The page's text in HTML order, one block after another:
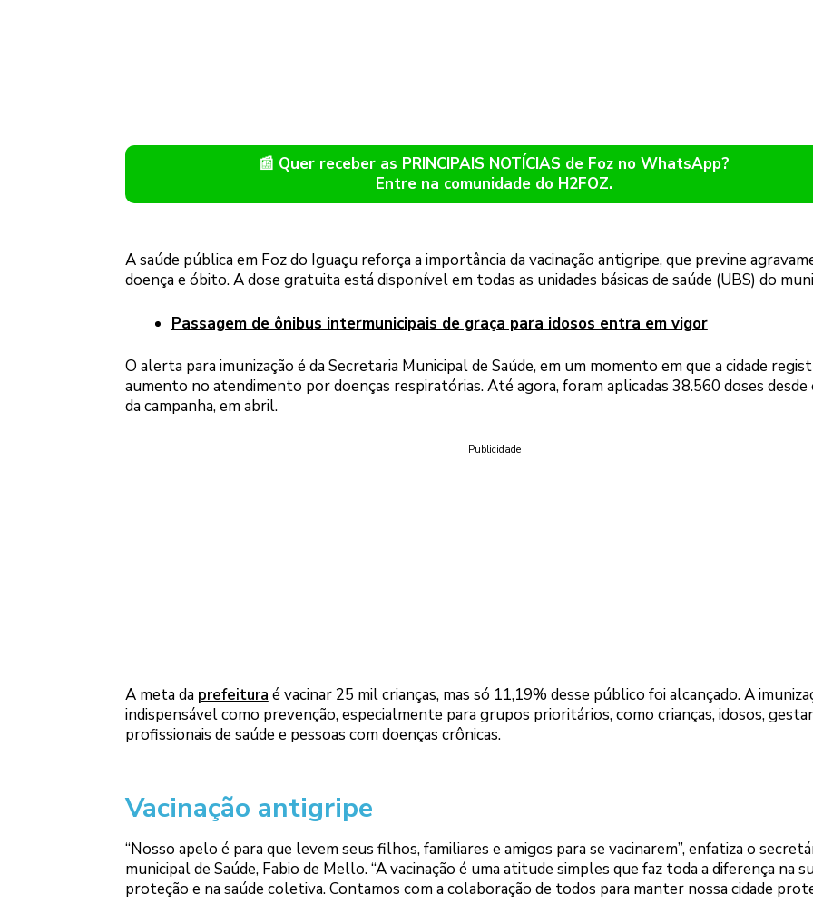
📰 Quer receber as PRINCIPAIS NOTÍCIAS de Foz no WhatsApp?
Entre na comunidade do H2FOZ.
A saúde pública em Foz do Iguaçu reforça a importância da vacinação antigripe, que previne
doença e óbito. A dose gratuita está disponível em todas as unidades básicas de saúde (UBS) do
Passagem de ônibus intermunicipais de graça para idosos entra em vigor
O alerta para imunização é da Secretaria Municipal de Saúde, em um momento em que a cidade
aumento no atendimento por doenças respiratórias. Até agora, foram aplicadas 38.560 doses desde
da campanha, em abril.
Publicidade
A meta da prefeitura é vacinar 25 mil crianças, mas só 11,19% desse público foi alcançado. A
indispensável como prevenção, especialmente para grupos prioritários, como crianças, idosos,
profissionais de saúde e pessoas com doenças crônicas.
Vacinação antigripe
“Nosso apelo é para que levem seus filhos, familiares e amigos para se vacinarem”, enfatiza o
municipal de Saúde, Fabio de Mello. “A vacinação é uma atitude simples que faz toda a diferença na
proteção e na saúde coletiva. Contamos com a colaboração de todos para manter nossa cidade